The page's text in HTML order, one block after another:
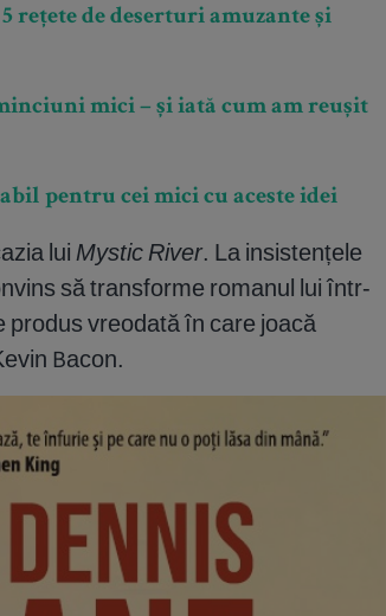
rețete de deserturi amuzante și
mici – și iată cum am reușit
pentru cei mici cu aceste idei
lui Mystic River. La insistențele
să transforme romanul lui într-
produs vreodată în care joacă
Bacon.